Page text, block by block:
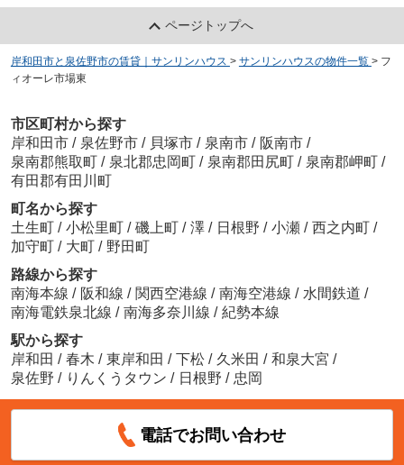
ページトップへ
岸和田市と泉佐野市の賃貸｜サンリンハウス > サンリンハウスの物件一覧 > フ
ィオーレ市場東
市区町村から探す
岸和田市 / 泉佐野市 / 貝塚市 / 泉南市 / 阪南市 /
泉南郡熊取町
/ 泉北郡忠岡町 / 泉南郡田尻町 / 泉南郡岬町
/
有田郡有田川町
町名から探す
土生町 / 小松里町 / 磯上町 / 澤 / 日根野 / 小瀬 / 西之内町 /
加守町 / 大町 / 野田町
路線から探す
南海本線 / 阪和線 / 関西空港線 / 南海空港線 / 水間鉄道 /
南海電鉄泉北線 / 南海多奈川線 / 紀勢本線
駅から探す
岸和田 / 春木 / 東岸和田 / 下松 / 久米田 / 和泉大宮 /
泉佐野 / りんくうタウン / 日根野 / 忠岡
電話でお問い合わせ